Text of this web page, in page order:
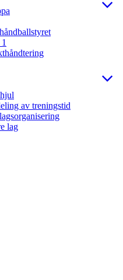
av treningstid
lag